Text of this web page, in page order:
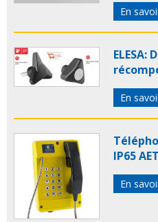
En
ELESA:
En
IP65
En